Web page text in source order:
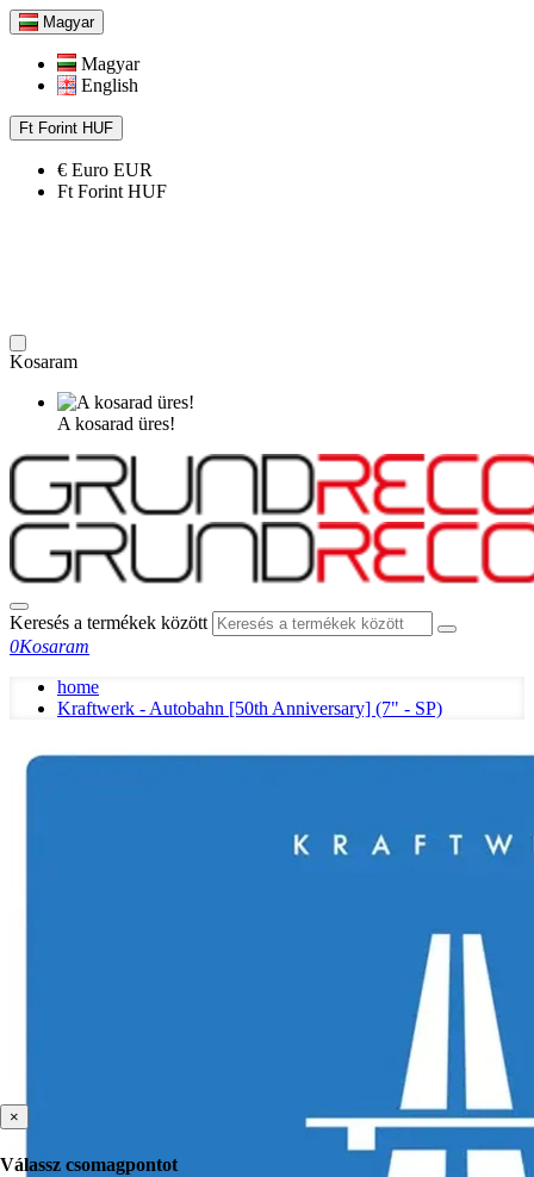
Magyar
Magyar
English
Ft Forint HUF
€ Euro EUR
Ft Forint HUF
Kosaram
A kosarad üres!
Keresés a termékek között
0Kosaram
home
Kraftwerk - Autobahn [50th Anniversary] (7" - SP)
×
Válassz csomagpontot